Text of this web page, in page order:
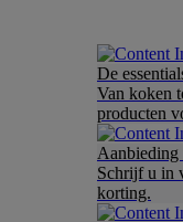
De
Van koken
producten
Aanbieding
Schrijf u in
korting.